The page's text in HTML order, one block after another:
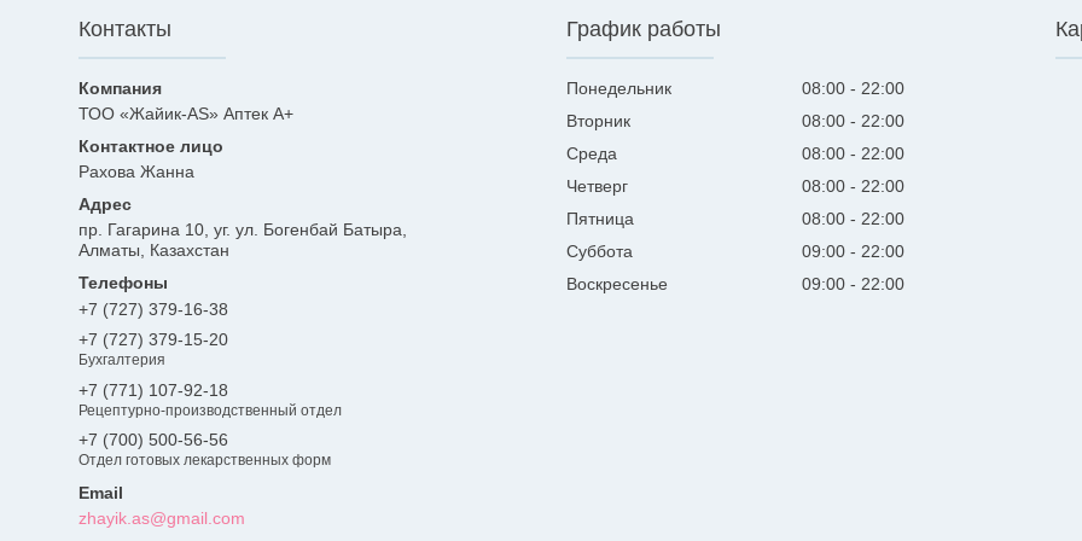
Контакты
ТОО «Жайик-AS» Аптек А+
Рахова Жанна
пр. Гагарина 10, уг. ул. Богенбай Батыра,
Алматы, Казахстан
+7 (727) 379-16-38
+7 (727) 379-15-20
Бухгалтерия
+7 (771) 107-92-18
Рецептурно-производственный отдел
+7 (700) 500-56-56
Отдел готовых лекарственных форм
zhayik.as@gmail.com
График работы
Понедельник 08:00
22:00
Вторник
08:00
22:00
Среда
08:00
22:00
Четверг
08:00
22:00
Пятница
08:00
22:00
Суббота
09:00
22:00
Воскресенье
09:00 22:00